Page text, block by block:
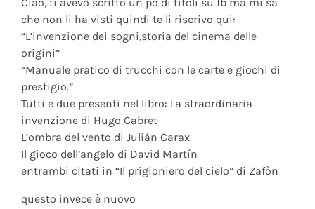
che non li ha visti quindi te li riscrivo qui:
“L’invenzione dei sogni,storia del cinema delle
origini”
“Manuale pratico di trucchi con le carte e giochi di
prestigio.”
Tutti e due presenti nel libro: La straordinaria
invenzione di Hugo Cabret
L’ombra del vento di Julián Carax
Il gioco dell’angelo di David Martín
entrambi citati in “Il prigioniero del cielo” di Zafòn
questo invece è nuovo